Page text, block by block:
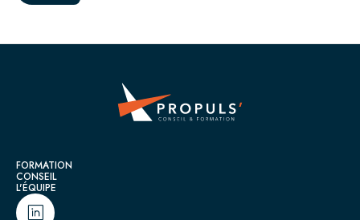
Propuls' : Votre partenaire en conseil et
FORMATION
CONSEIL
L'ÉQUIPE